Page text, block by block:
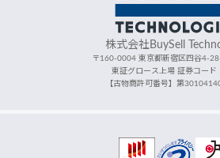
株式会社BuySell
〒160-0004 東京都新宿区四谷4-
東証グロース上場 証券コード
【古物商許可番号】第